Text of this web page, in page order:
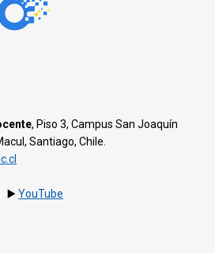
, Piso 3, Campus San Joaquín
Santiago, Chile.
▶️YouTube